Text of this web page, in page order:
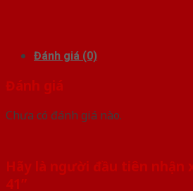
Đánh giá (0)
Đánh giá
Chưa có đánh giá nào.
Hãy là người đầu tiên nhận
41”